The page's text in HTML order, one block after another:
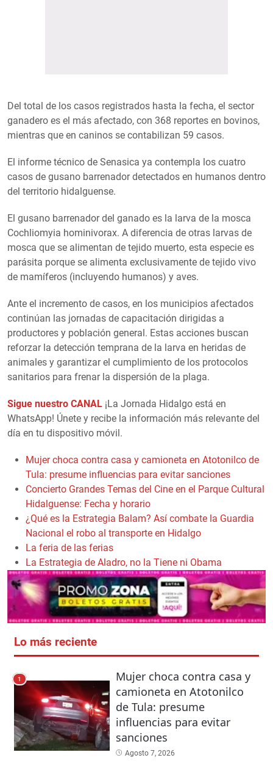
Del total de los casos registrados hasta la fecha, el sector
ganadero es el más afectado, con 368 reportes en bovinos,
mientras que en caninos se contabilizan 59 casos.
El informe técnico de Senasica ya contempla los cuatro
casos de gusano barrenador detectados en humanos dentro
del territorio hidalguense.
El gusano barrenador del ganado es la larva de la mosca
Cochliomyia hominivorax. A diferencia de otras larvas de
mosca que se alimentan de tejido muerto, esta especie es
parásita porque se alimenta exclusivamente de tejido vivo
de mamíferos (incluyendo humanos) y aves.
Ante el incremento de casos, en los municipios afectados
continúan las jornadas de capacitación dirigidas a
productores y población general. Estas acciones buscan
reforzar la detección temprana de la larva en heridas de
animales y garantizar el cumplimiento de los protocolos
sanitarios para frenar la dispersión de la plaga.
Sigue nuestro CANAL ¡La Jornada Hidalgo está en
WhatsApp! Únete y recibe la información más relevante del
día en tu dispositivo móvil.
Mujer choca contra casa y camioneta en Atotonilco de
Tula: presume influencias para evitar sanciones
Concierto Grandes Temas del Cine en el Parque Cultural
Hidalguense: Fecha y horario
¿Qué es la Estrategia Balam? Así combate la Guardia
Nacional el robo al transporte en Hidalgo
La feria de las ferias
La Estrategia de Aladro, no la Tiene ni Obama
Lo más reciente
1
Mujer choca contra casa y
camioneta en Atotonilco
de Tula: presume
influencias para evitar
sanciones
Agosto 7, 2026